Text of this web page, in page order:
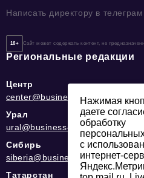
Написать директору в телеграм
16+ Сайт может содержать контент, не
Региональные редакции
Центр
center@business-
Урал
ural@business-magazine.online
Сибирь
siberia@business-
Татарстан
Нажимая
даете
обработку
с
интернет-